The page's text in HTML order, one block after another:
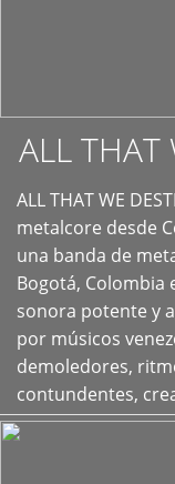
ALL THAT
ALL THAT WE
metalcore desde
una banda de
Bogotá, Colombia
sonora potente y
por músicos
demoledores,
contundentes,